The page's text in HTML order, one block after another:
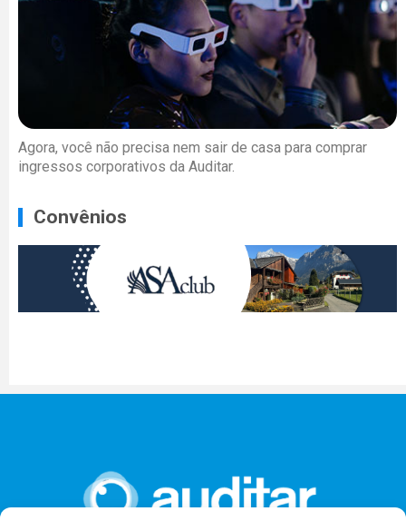
Agora, você não precisa nem sair de casa para comprar
ingressos corporativos da Auditar.
Convênios